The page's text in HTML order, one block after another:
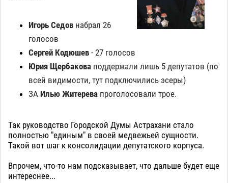
Игорь Седов набрал 26
голосов
Сергей Кодюшев - 27 голосов
Юрия Щербакова поддержали лишь 5 депутатов (по
всей видимости, тут подключились эсеры)
ЗА Илью Житерева проголосовали трое.
Так руководство Городской Думы Астрахани стало
полностью "единым" в своей медвежьей сущности.
Такой вот шаг к консолидации депутатского корпуса.
Впрочем, что-то нам подсказывает, что дальше будет еще
интереснее...